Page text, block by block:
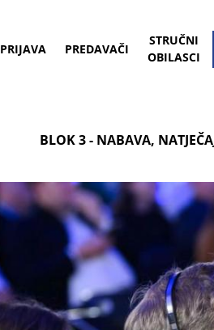
PRIJAVA PREDAVAČI
STRUČNI
OBILASCI
BLOK 3 - NABAVA,